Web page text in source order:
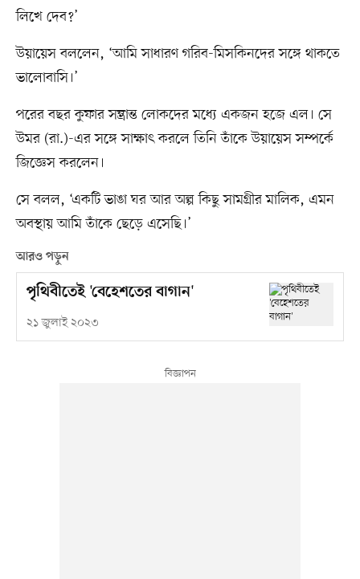
লিখে দেব?’
উয়ায়েস বললেন, ‘আমি সাধারণ গরিব-মিসকিনদের সঙ্গে থাকতে
ভালোবাসি।’
পরের বছর কুফার সম্ভ্রান্ত লোকদের মধ্যে একজন হজে এল। সে
উমর (রা.)-এর সঙ্গে সাক্ষাৎ করলে তিনি তাঁকে উয়ায়েস সম্পর্কে
জিজ্ঞেস করলেন।
সে বলল, ‘একটি ভাঙা ঘর আর অল্প কিছু সামগ্রীর মালিক, এমন
অবস্থায় আমি তাঁকে ছেড়ে এসেছি।’
আরও পড়ুন
পৃথিবীতেই 'বেহেশতের বাগান'
২১ জুলাই ২০২৩